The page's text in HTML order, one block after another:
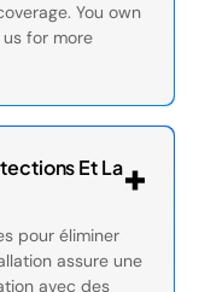
You own
for more
Et La
pour éliminer
assure une
avec des